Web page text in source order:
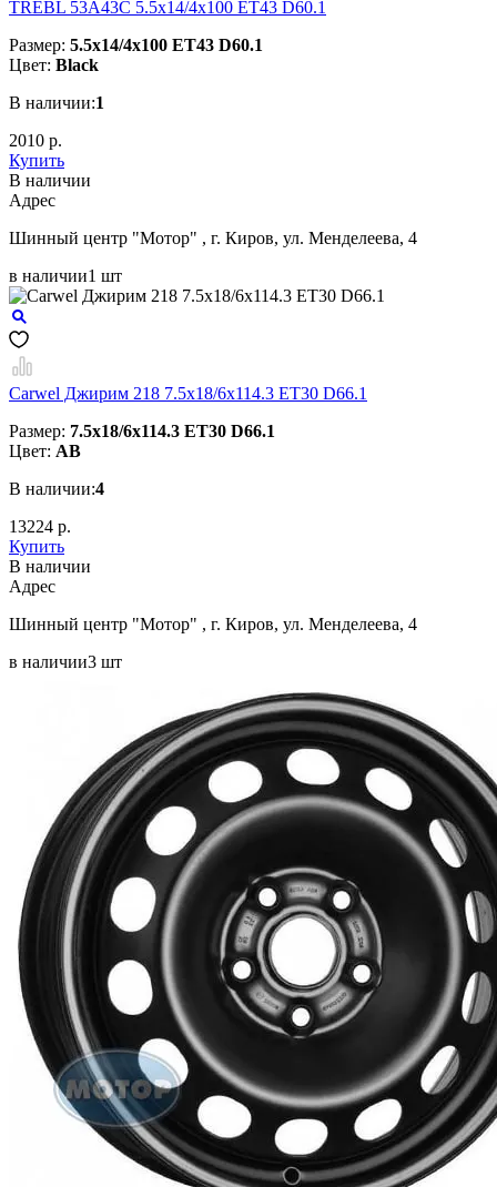
TREBL 53A43C 5.5x14/4x100 ET43 D60.1
Размер: 5.5x14/4x100 ET43 D60.1
Цвет: Black
В наличии:1
2010 р.
Купить
В наличии
Aдрес
Шинный центр "Мотор" , г. Киров, ул. Менделеева, 4
в наличии1 шт
Carwel Джирим 218 7.5x18/6x114.3 ET30 D66.1
Размер: 7.5x18/6x114.3 ET30 D66.1
Цвет: AB
В наличии:4
13224 р.
Купить
В наличии
Aдрес
Шинный центр "Мотор" , г. Киров, ул. Менделеева, 4
в наличии3 шт